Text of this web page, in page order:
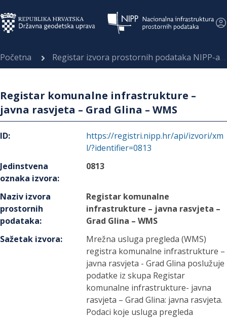
Početna Registar izvora prostornih podataka NIPP-a
Registar komunalne infrastrukture –
javna rasvjeta – Grad Glina – WMS
ID:
https://registri.nipp.hr/api/izvori/xm
l/?identifier=0813
Jedinstvena
oznaka izvora:
0813
Naziv izvora
prostornih
podataka:
Registar komunalne
infrastrukture – javna rasvjeta –
Grad Glina – WMS
Sažetak izvora:
Mrežna usluga pregleda (WMS)
registra komunalne infrastrukture –
javna rasvjeta - Grad Glina poslužuje
podatke iz skupa Registar
komunalne infrastrukture- javna
rasvjeta – Grad Glina: javna rasvjeta.
Podaci koje usluga pregleda